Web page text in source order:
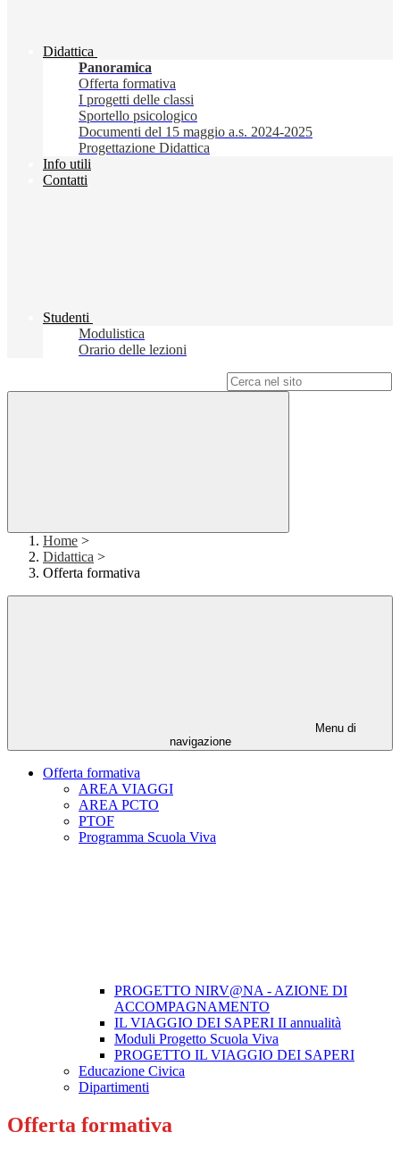
Didattica
Panoramica
Offerta formativa
I progetti delle classi
Sportello psicologico
Documenti del 15 maggio a.s. 2024-2025
Progettazione Didattica
Info utili
Contatti
Studenti
Modulistica
Orario delle lezioni
Home >
Didattica >
Offerta formativa
Menu di
navigazione
Offerta formativa
AREA VIAGGI
AREA PCTO
PTOF
Programma Scuola Viva
PROGETTO NIRV@NA - AZIONE DI
ACCOMPAGNAMENTO
IL VIAGGIO DEI SAPERI II annualità
Moduli Progetto Scuola Viva
PROGETTO IL VIAGGIO DEI SAPERI
Educazione Civica
Dipartimenti
Offerta formativa